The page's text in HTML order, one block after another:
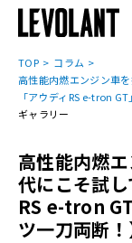
TOP
コラム
高性能内燃エンジン車
「アウディRS e-tron
ギャラリー
高性能内燃
代にこそ試
RS e-tron
ツ一刀両断！